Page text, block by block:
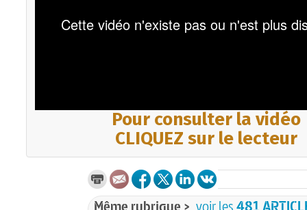
Pour consulter la vidéo
CLIQUEZ sur le lecteur
Même rubrique > voir les481